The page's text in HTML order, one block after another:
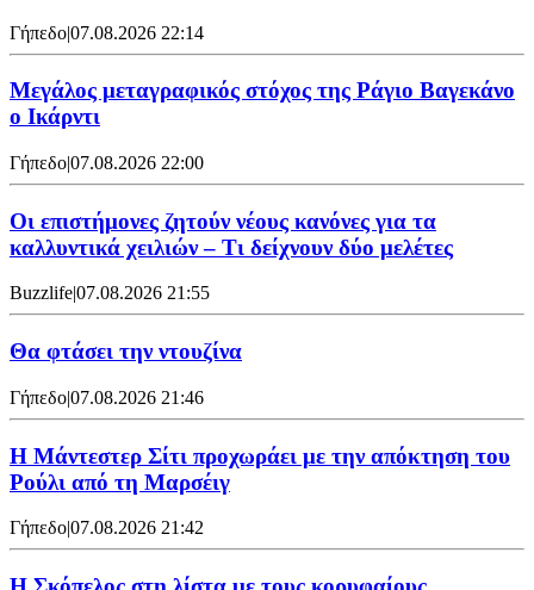
Γήπεδο|07.08.2026 22:14
Μεγάλος μεταγραφικός στόχος της Ράγιο Βαγεκάνο
ο Ικάρντι
Γήπεδο|07.08.2026 22:00
Οι επιστήμονες ζητούν νέους κανόνες για τα
καλλυντικά χειλιών – Τι δείχνουν δύο μελέτες
Buzzlife|07.08.2026 21:55
Θα φτάσει την ντουζίνα
Γήπεδο|07.08.2026 21:46
Η Μάντεστερ Σίτι προχωράει με την απόκτηση του
Ρούλι από τη Μαρσέιγ
Γήπεδο|07.08.2026 21:42